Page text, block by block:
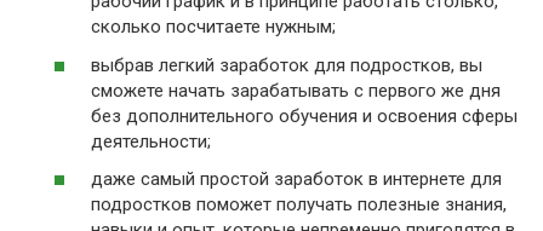
сколько посчитаете нужным;
выбрав легкий заработок для подростков, вы
сможете начать зарабатывать с первого же дня
без дополнительного обучения и освоения сферы
деятельности;
даже самый простой заработок в интернете для
подростков поможет получать полезные знания,